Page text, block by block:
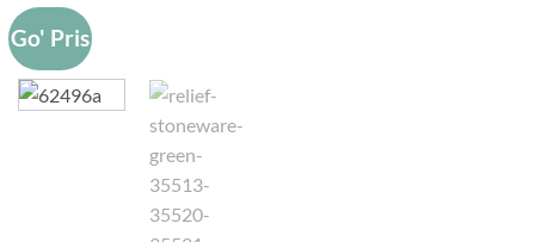
Go' Pris